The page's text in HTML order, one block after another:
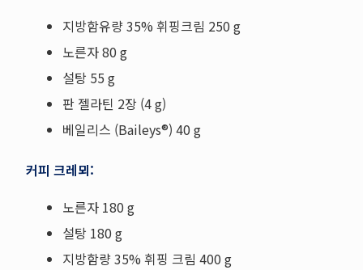
지방함유량 35% 휘핑크림 250 g
노른자 80 g
설탕 55 g
판 젤라틴 2장 (4 g)
베일리스 (Baileys®) 40 g
커피 크레뫼:
노른자 180 g
설탕 180 g
지방함량 35% 휘핑 크림 400 g